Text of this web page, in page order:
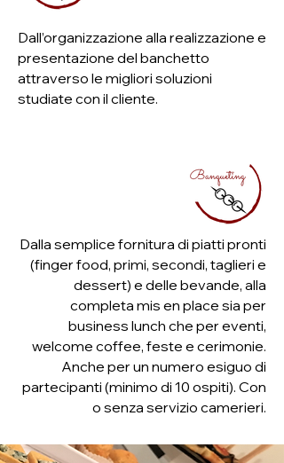
Dall’organizzazione alla realizzazione e
presentazione del banchetto
attraverso le migliori soluzioni
studiate con il cliente.
Dalla semplice fornitura di piatti pronti
(finger food, primi, secondi, taglieri e
dessert) e delle bevande, alla
completa mis en place sia per
business lunch che per eventi,
welcome coffee, feste e cerimonie.
Anche per un numero esiguo di
partecipanti (minimo di 10 ospiti). Con
o senza servizio camerieri.